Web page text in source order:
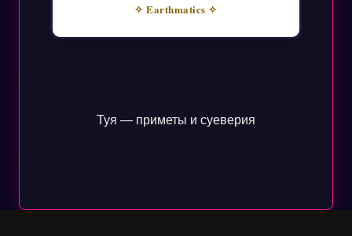
✧ Earthmatics ✧
Туя — приметы и суеверия